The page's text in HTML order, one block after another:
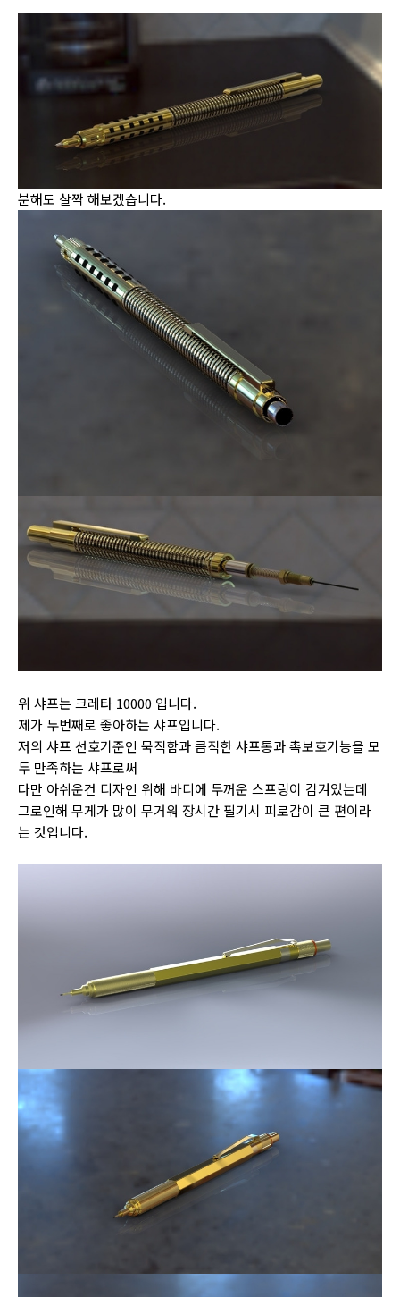
분해도 살짝 해보겠습니다.
위 샤프는 크레타 10000 입니다.
제가 두번째로 좋아하는 샤프입니다.
저의 샤프 선호기준인 묵직함과 큼직한 샤프통과 촉보호기능을 모
두 만족하는 샤프로써
다만 아쉬운건 디자인 위해 바디에 두꺼운 스프링이 감겨있는데
그로인해 무게가 많이 무거워 장시간 필기시 피로감이 큰 편이라
는 것입니다.